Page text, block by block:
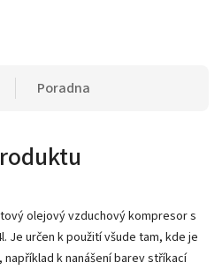
Poradna
olejový vzduchový kompresor s
Je určen k použití všude tam, kde je
k nanášení barev stříkací